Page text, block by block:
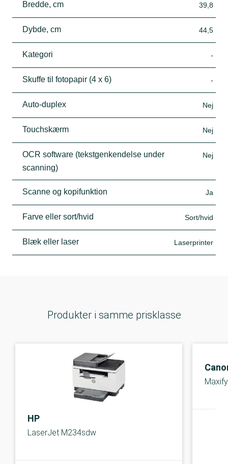
Bredde, cm 39,8
Dybde, cm 44,5
Kategori -
Skuffe til fotopapir (4 x 6) -
Auto-duplex Nej
Touchskærm Nej
OCR software (tekstgenkendelse under
scanning)
Nej
Scanne og kopifunktion Ja
Farve eller sort/hvid Sort/hvid
Blæk eller laser Laserprinter
Produkter i samme prisklasse
HP
LaserJet M234sdw